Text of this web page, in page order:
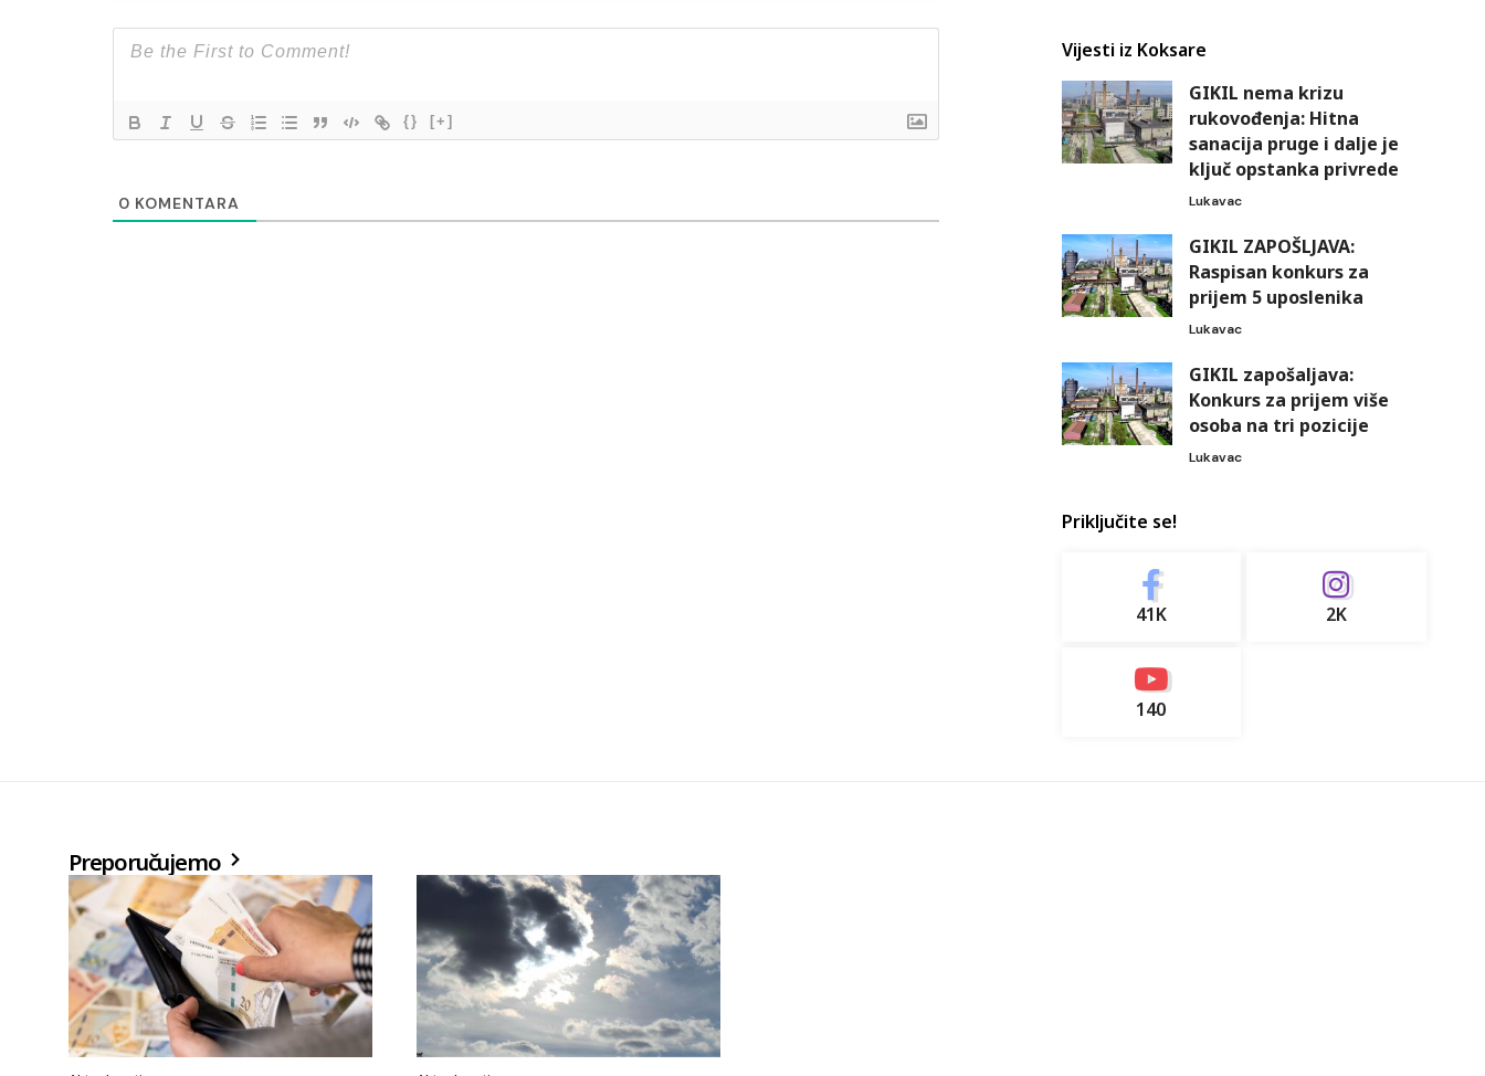
{} [+]
0 KOMENTARA
Vijesti iz Koksare
GIKIL nema krizu
rukovođenja: Hitna
sanacija pruge i dalje je
ključ opstanka privrede
Lukavac
GIKIL ZAPOŠLJAVA:
Raspisan konkurs za
prijem 5 uposlenika
Lukavac
GIKIL zapošaljava:
Konkurs za prijem više
osoba na tri pozicije
Lukavac
Priključite se!
41K 2K
140
Preporučujemo